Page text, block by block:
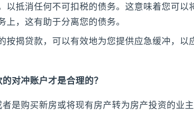
以抵消任何不可扣税的债务。这意味着您可以
上，这有助于分离您的债务。
按揭贷款，可以有效地为您提供应急缓冲，以
对冲账户才是合理的？
是购买新房或将现有房产转为房产投资的业